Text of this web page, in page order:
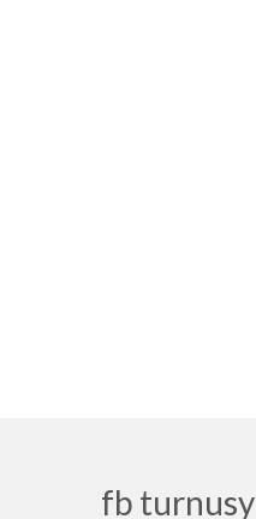
fb turnusy